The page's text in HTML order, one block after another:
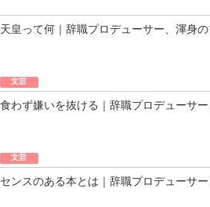
天皇って何｜辞職プロデューサー、渾身
文芸
食わず嫌いを抜ける｜辞職プロデューサ
文芸
センスのある本とは｜辞職プロデューサ